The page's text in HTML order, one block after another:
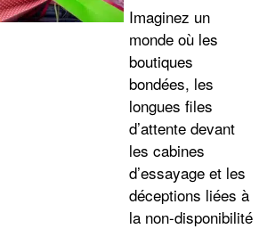
Imaginez un
monde où les
boutiques
bondées, les
longues files
d’attente devant
les cabines
d’essayage et les
déceptions liées à
la non-disponibilité